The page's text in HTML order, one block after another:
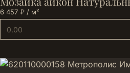
6 457 ₽ / м²